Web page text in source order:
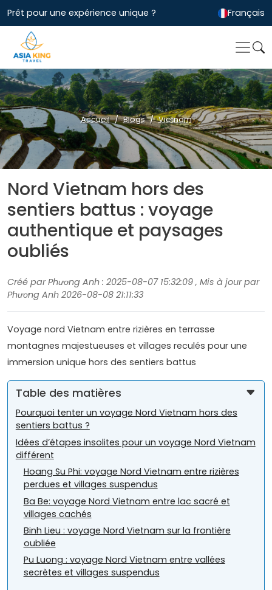
Prêt pour une expérience unique ? Français
Accueil Blogs Vietnam
Nord Vietnam hors des
sentiers battus : voyage
authentique et paysages
oubliés
Créé par Phương Anh : 2025-08-07 15:32:09 , Mis à jour par
Phương Anh 2026-08-08 21:11:33
Voyage nord Vietnam entre rizières en terrasse
montagnes majestueuses et villages reculés pour une
immersion unique hors des sentiers battus
Table des matières
Pourquoi tenter un voyage Nord Vietnam hors des
sentiers battus ?
Idées d’étapes insolites pour un voyage Nord Vietnam
différent
Hoang Su Phi: voyage Nord Vietnam entre rizières
perdues et villages suspendus
Ba Be: voyage Nord Vietnam entre lac sacré et
villages cachés
Binh Lieu : voyage Nord Vietnam sur la frontière
oubliée
Pu Luong : voyage Nord Vietnam entre vallées
secrètes et villages suspendus